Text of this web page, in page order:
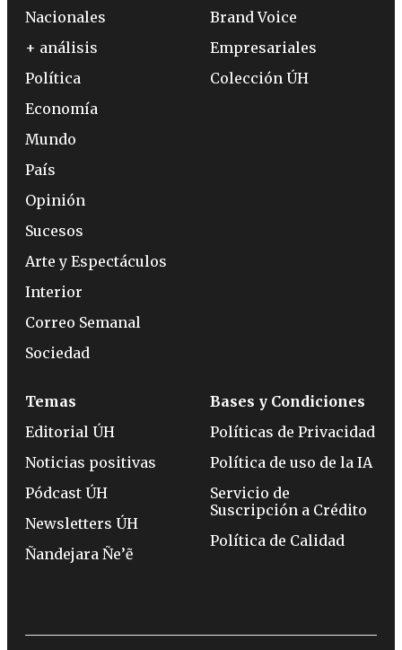
Nacionales
+ análisis
Política
Economía
Mundo
País
Opinión
Sucesos
Arte y Espectáculos
Interior
Correo Semanal
Sociedad
Brand Voice
Empresariales
Colección ÚH
Temas
Editorial ÚH
Noticias positivas
Pódcast ÚH
Newsletters ÚH
Ñandejara Ñe’ẽ
Bases y Condiciones
Políticas de Privacidad
Política de uso de la IA
Servicio de
Suscripción a Crédito
Política de Calidad